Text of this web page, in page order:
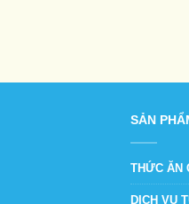
SẢN
THỨC ĂN
DỊCH VỤ